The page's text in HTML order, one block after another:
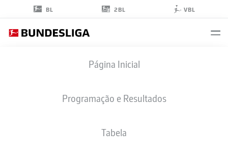
BL 2BL VBL
Página Inicial
Programação e Resultados
Tabela